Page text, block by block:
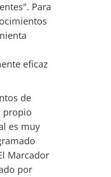
Para
eficaz
de
propio
es muy
Marcador
por